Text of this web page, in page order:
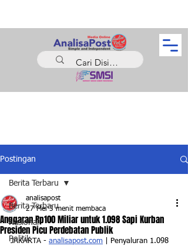
Postingan
Berita Terbaru
Nasional
Politik
Berita Terbaru
Anggaran Rp100 Miliar untuk 1.098 Sapi Kurban
Presiden Picu Perdebatan Publik
analisapost
27 Mei 3 menit membaca
JAKARTA - analisapost.com | Penyaluran 1.098